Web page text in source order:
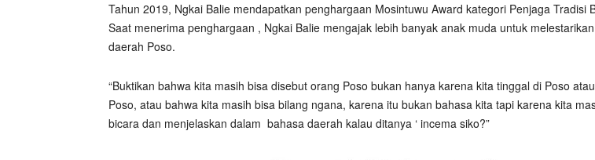
Tahun 2019, Ngkai Balie mendapatkan penghargaan Mosintuwu Award kategori Penjaga Tradisi
Saat menerima penghargaan , Ngkai Balie mengajak lebih banyak anak muda untuk
daerah Poso.
“Buktikan bahwa kita masih bisa disebut orang Poso bukan hanya karena kita tinggal di Poso
Poso, atau bahwa kita masih bisa bilang ngana, karena itu bukan bahasa kita tapi karena kita
bicara dan menjelaskan dalam bahasa daerah kalau ditanya ‘ incema siko?”